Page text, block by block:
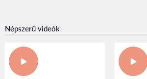
Népszerű videók